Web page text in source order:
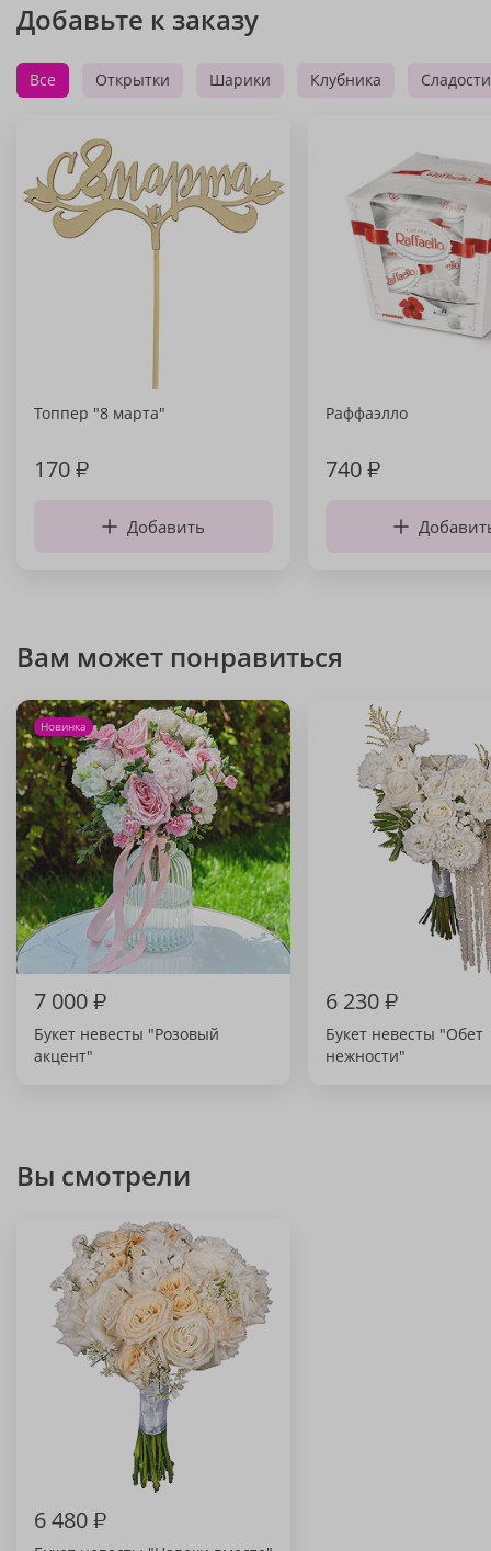
Добавьте к заказу
Все Открытки Шарики Клубника Сладости
Топпер "8 марта"
170₽
Добавить
Раффаэлло
740₽
Вам может понравиться
Новинка
7 000₽
Букет невесты "Розовый
акцент"
6 230₽
Букет невесты "Обет
нежности"
Вы смотрели
6 480₽